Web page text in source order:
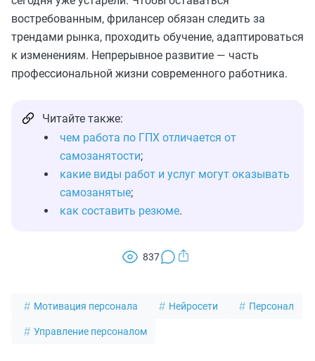
востребованным, фрилансер обязан следить за
трендами рынка, проходить обучение, адаптироваться
к изменениям. Непрерывное развитие — часть
профессиональной жизни современного работника.
Читайте также:
чем работа по ГПХ отличается от
самозанятости;
какие виды работ и услуг могут оказывать
самозанятые;
как составить резюме.
837
Мотивация персонала Нейросети Персонал
Управление персоналом